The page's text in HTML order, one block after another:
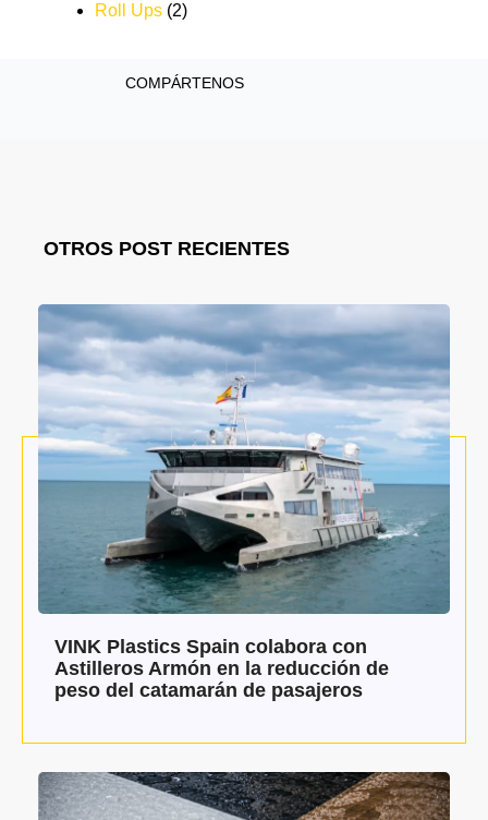
Roll Ups (2)
COMPÁRTENOS
OTROS POST RECIENTES
VINK Plastics Spain colabora con
Astilleros Armón en la reducción de
peso del catamarán de pasajeros